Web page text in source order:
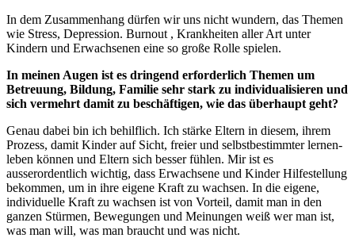
In dem Zusammenhang dürfen wir uns nicht wundern, das Themen
wie Stress, Depression. Burnout , Krankheiten aller Art unter
Kindern und Erwachsenen eine so große Rolle spielen.
In meinen Augen ist es dringend erforderlich Themen um
Betreuung, Bildung, Familie sehr stark zu individualisieren und
sich vermehrt damit zu beschäftigen, wie das überhaupt geht?
Genau dabei bin ich behilflich. Ich stärke Eltern in diesem, ihrem
Prozess, damit Kinder auf Sicht, freier und selbstbestimmter lernen-
leben können und Eltern sich besser fühlen. Mir ist es
ausserordentlich wichtig, dass Erwachsene und Kinder Hilfestellung
bekommen, um in ihre eigene Kraft zu wachsen. In die eigene,
individuelle Kraft zu wachsen ist von Vorteil, damit man in den
ganzen Stürmen, Bewegungen und Meinungen weiß wer man ist,
was man will, was man braucht und was nicht.